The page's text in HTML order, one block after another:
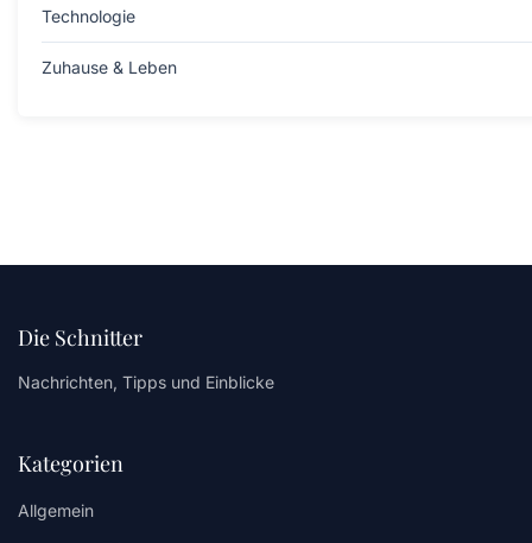
Technologie
Zuhause & Leben
Die Schnitter
Nachrichten, Tipps und Einblicke
Kategorien
Allgemein